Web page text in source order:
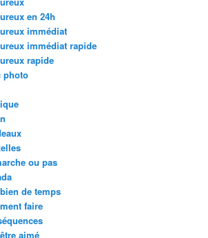
en 24h
immédiat
immédiat rapide
rapide
photo
ou pas
de temps
faire
aimé